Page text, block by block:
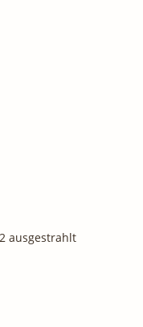
ausgestrahlt